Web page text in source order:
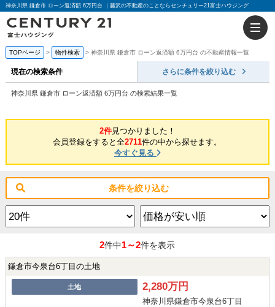
神奈川県 鎌倉市 ローン返済額 6万円台 ｜藤沢の不動産のことならセンチュリー21富士ハウジング
TOPページ 物件検索 神奈川県 鎌倉市 ローン返済額 6万円台 の不動産情報一覧
現在の検索条件 さらに条件を絞り込む
神奈川県 鎌倉市 ローン返済額 6万円台 の検索結果一覧
2件見つかりました！
会員登録をすると全2711件の中から探せます。
今すぐ見る
条件を絞り込む
2件中1～2件を表示
鎌倉市今泉台6丁目の土地
土地 2,280万円
神奈川県鎌倉市今泉台6丁目